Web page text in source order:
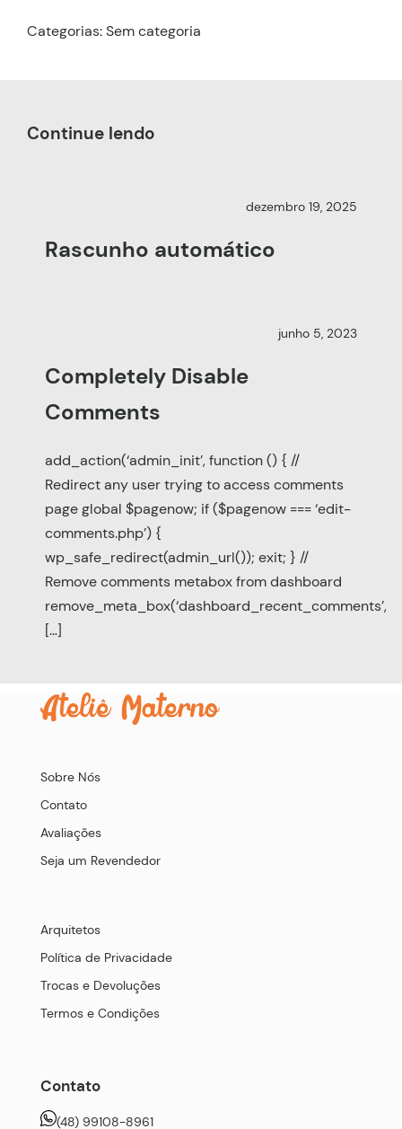
Categorias: Sem categoria
Continue lendo
dezembro 19, 2025
Rascunho automático
junho 5, 2023
Completely Disable
Comments
add_action(‘admin_init’, function () { //
Redirect any user trying to access comments
page global $pagenow; if ($pagenow === ‘edit-
comments.php’) {
wp_safe_redirect(admin_url()); exit; } //
Remove comments metabox from dashboard
remove_meta_box(‘dashboard_recent_comments’,
[…]
Sobre Nós
Contato
Avaliações
Seja um Revendedor
Arquitetos
Política de Privacidade
Trocas e Devoluções
Termos e Condições
Contato
(48) 99108-8961